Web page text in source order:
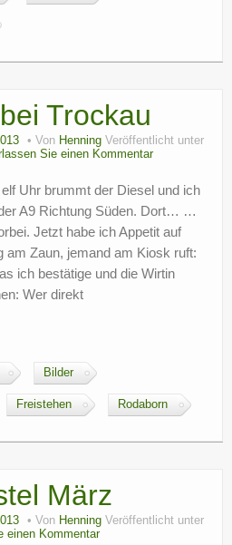
Trockau
Von Henning Veröffentlicht unter
Sie einen Kommentar
Uhr brummt der Diesel und ich
A9 Richtung Süden. Dort… …
Jetzt habe ich Appetit auf
am Zaun, jemand am Kiosk ruft:
ich bestätige und die Wirtin
Wer direkt
Bilder
Freistehen Rodaborn
März
Von Henning Veröffentlicht unter
einen Kommentar